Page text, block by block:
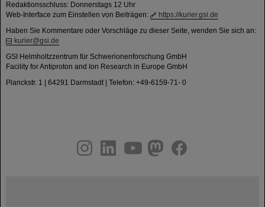
Redaktionsschluss: Donnerstags 12 Uhr
Web-Interface zum Einstellen von Beiträgen:
https://kurier.gsi.de
Haben Sie Kommentare oder Vorschläge zu dieser Seite, wenden Sie sich an:
kurier@gsi.de
GSI Helmholtzzentrum für Schwerionenforschung GmbH
Facility for Antiproton and Ion Research in Europe GmbH
Planckstr. 1 | 64291 Darmstadt | Telefon: +49-6159-71- 0
youtube
helmholtz.social
facebook